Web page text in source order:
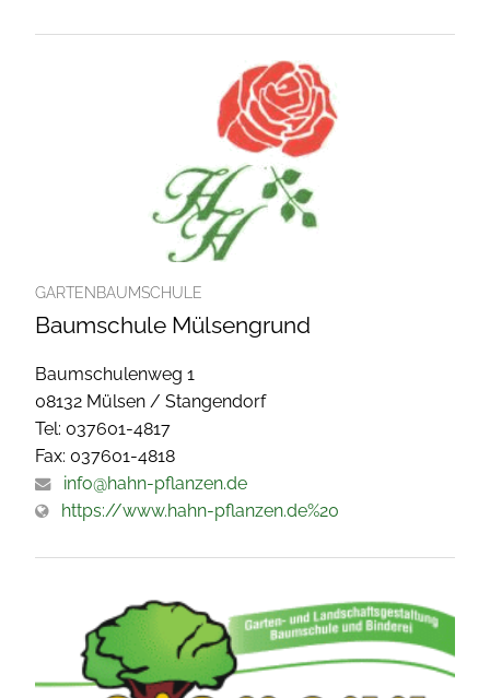
GARTENBAUMSCHULE
Baumschule Mülsengrund
Baumschulenweg 1
08132 Mülsen / Stangendorf
Tel: 037601-4817
Fax: 037601-4818
info@hahn-pflanzen.de
https://www.hahn-pflanzen.de%20